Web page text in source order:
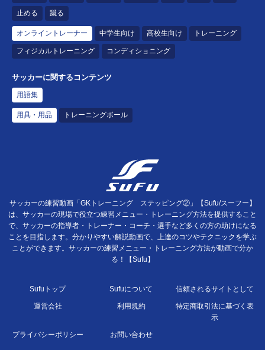
止める 蹴る
オンライントレーナー 中学生向け 高校生向け トレーニング
フィジカルトレーニング コンディショニング
サッカーに関するコンテンツ
用語集
用具・用品 トレーニングボール
サッカーの練習動画「GKトレーニング ステッピング②」【Sufu/スーフー】
は、サッカーの現場で役立つ練習メニュー・トレーニング方法を提供すること
で、サッカーの指導者・トレーナー・コーチ・選手など多くの方の助けになる
ことを目指します。分かりやすい解説動画で、上達のコツやテクニックを学ぶ
ことができます。サッカーの練習メニュー・トレーニング方法が動画で分か
る！【Sufu】
Sufuトップ Sufuについて 信頼されるサイトとして
運営会社 利用規約
特定商取引法に基づく表
示
プライバシーポリシー お問い合わせ